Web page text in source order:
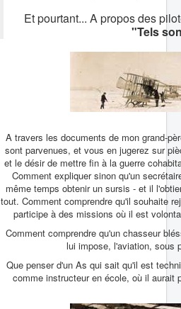
Et pourtant... A propos des
"Tels
A travers les documents de mon grand-
sont parvenues, et vous en jugerez sur
et le désir de mettre fin à la guerre
Comment expliquer sinon qu'un
même temps obtenir un sursis - et il
tout. Comment comprendre qu'il souhaite
participe à des missions où il est
Comment comprendre qu'un chasseur
lui impose, l'aviation, sous
Que penser d'un As qui sait qu'il est
comme instructeur en école, où il aurait